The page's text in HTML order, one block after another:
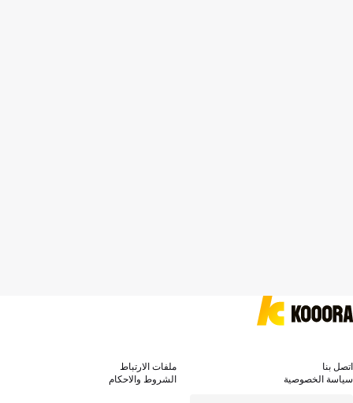
اتصل بنا
ملفات الارتباط
سياسة الخصوصية
الشروط والاحكام